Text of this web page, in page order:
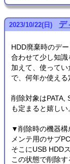
2023/10/22(日) デ
HDD廃棄時のデ
合わせて少し知識
加えて、使って
で、何年か使える
削除対象はPATA,
も定まると嬉しい
▼削除時の機器構
メンテ用のサブ
そこにUSB HDD
この状態で削除す